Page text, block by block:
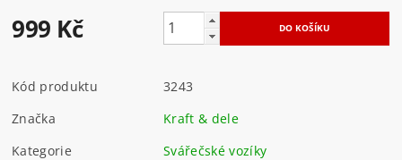
999 Kč
Kód produktu
3243
Značka
Kraft & dele
Kategorie
Svářečské vozíky